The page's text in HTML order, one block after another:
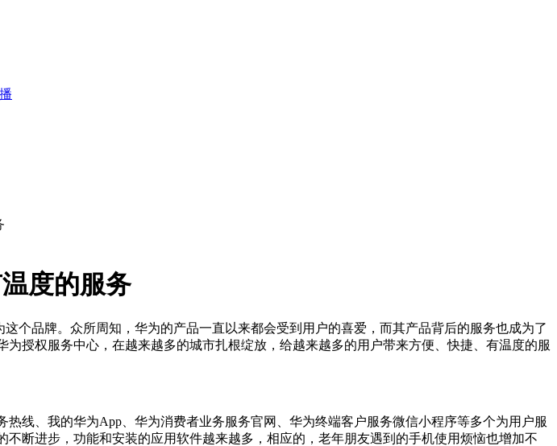
度的服务
个品牌。众所周知，华为的产品一直以来都会受到用户的喜爱，而其产品背后的服务也成为了
授权服务中心，在越来越多的城市扎根绽放，给越来越多的用户带来方便、快捷、有温度的服
线、我的华为App、华为消费者业务服务官网、华为终端客户服务微信小程序等多个为用户服
断进步，功能和安装的应用软件越来越多，相应的，老年朋友遇到的手机使用烦恼也增加不